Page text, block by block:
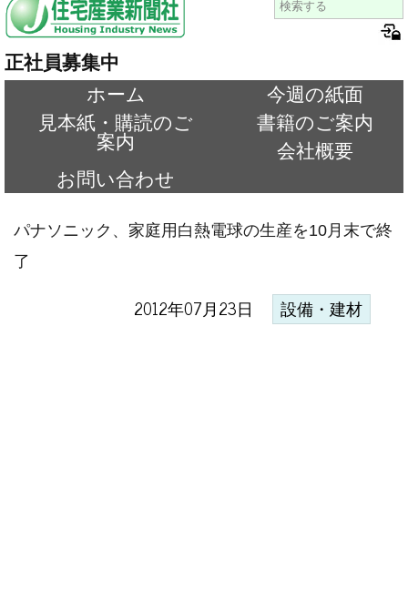
正社員募集中
ホーム
今週の紙面
見本紙・購読のご
案内
書籍のご案内
会社概要
お問い合わせ
パナソニック、家庭用白熱電球の生産を10月末で終
了
2012年07月23日 設備・建材